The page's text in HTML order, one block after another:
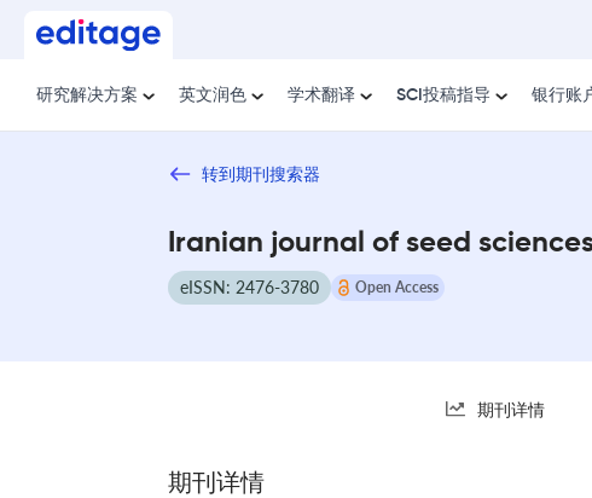
研究解决方案 英文润色 学术翻译 SCI投稿指导 银行账
转到期刊搜索器
Iranian journal of seed
eISSN: 2476-3780 Open Access
期刊详情
期刊详情